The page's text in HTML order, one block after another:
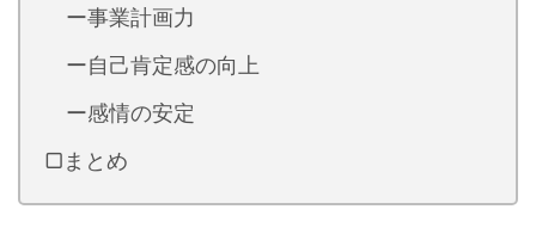
ー事業計画力
ー自己肯定感の向上
ー感情の安定
▢まとめ